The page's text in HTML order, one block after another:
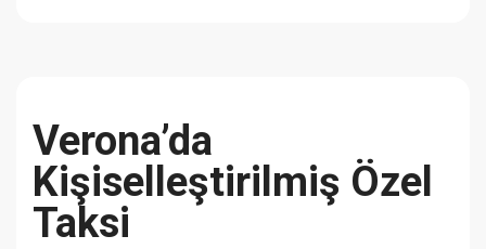
Verona’da
Kişiselleştirilmiş Özel
Taksi